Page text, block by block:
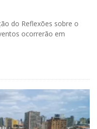
do Reflexões sobre o
ocorrerão em